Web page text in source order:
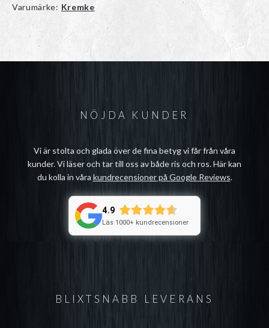
Varumärke: Kremke
BLIXTSNABB LEVERANS
NÖJDA KUNDER
Vi är stolta och glada över de fina betyg vi får från våra
kunder. Vi läser och tar till oss av både ris och ros. Här kan
du kolla in våra kundrecensioner på Google Reviews.
4.9
Läs 1000+ kundrecensioner